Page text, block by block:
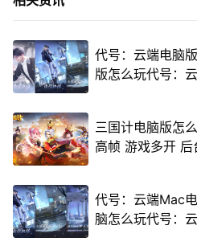
代号：云端电脑
版怎么玩代号：
三国计电脑版怎
高帧 游戏多开
代号：云端Mac
脑怎么玩代号：